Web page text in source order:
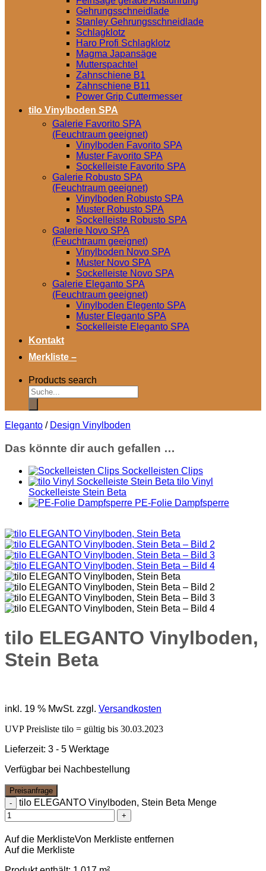
Gehrungsschneidlade
Stanley Gehrungsschneidlade
Schlagklotz
Haro Profi Schlagklotz
Magma Japansäge
Mutterspachtel
Zahnschiene B1
Zahnschiene B11
Power Grip Cuttermesser
tilo Vinylboden SPA
Galerie Favorito SPA
(Feuchtraum geeignet)
Vinylboden Favorito SPA
Muster Favorito SPA
Sockelleiste Favorito SPA
Galerie Robusto SPA
(Feuchtraum geeignet)
Vinylboden Robusto SPA
Muster Robusto SPA
Sockelleiste Robusto SPA
Galerie Novo SPA
(Feuchtraum geeignet)
Vinylboden Novo SPA
Muster Novo SPA
Sockelleiste Novo SPA
Galerie Eleganto SPA
(Feuchtraum geeignet)
Vinylboden Elegento SPA
Muster Eleganto SPA
Sockelleiste Eleganto SPA
Kontakt
Merkliste –
Products search
Eleganto / Design Vinylboden
Das könnte dir auch gefallen …
Sockelleisten Clips
tilo Vinyl
Sockelleiste Stein Beta
PE-Folie Dampfsperre
tilo ELEGANTO Vinylboden,
Stein Beta
inkl. 19 % MwSt. zzgl. Versandkosten
UVP Preisliste tilo = gültig bis 30.03.2023
Lieferzeit: 3 - 5 Werktage
Verfügbar bei Nachbestellung
Preisanfrage
tilo ELEGANTO Vinylboden, Stein Beta Menge
Auf die MerklisteVon Merkliste entfernen
Auf die Merkliste